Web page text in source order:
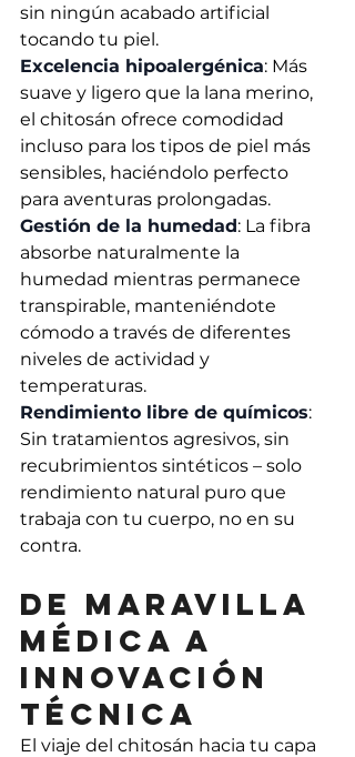
sin ningún acabado artificial
tocando tu piel.
Excelencia hipoalergénica: Más
suave y ligero que la lana merino,
el chitosán ofrece comodidad
incluso para los tipos de piel más
sensibles, haciéndolo perfecto
para aventuras prolongadas.
Gestión de la humedad: La fibra
absorbe naturalmente la
humedad mientras permanece
transpirable, manteniéndote
cómodo a través de diferentes
niveles de actividad y
temperaturas.
Rendimiento libre de químicos:
Sin tratamientos agresivos, sin
recubrimientos sintéticos – solo
rendimiento natural puro que
trabaja con tu cuerpo, no en su
contra.
De maravilla
médica a
innovación
técnica
El viaje del chitosán hacia tu capa